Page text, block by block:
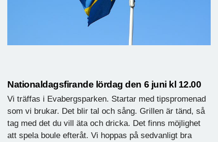
Nationaldagsfirande lördag den 6 juni kl 12.00
Vi träffas i Evabergsparken. Startar med tipspromenad
som vi brukar. Det blir tal och sång. Grillen är tänd, så
tag med det du vill äta och dricka. Det finns möjlighet
att spela boule efteråt. Vi hoppas på sedvanligt bra